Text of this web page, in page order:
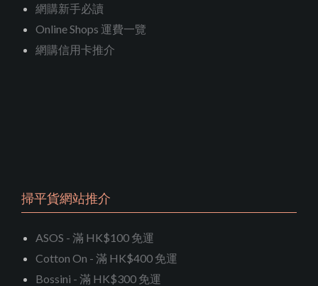
網購新手必讀
Online Shops 運費一覽
網購信用卡推介
掃平貨網站推介
ASOS - 滿 HK$100 免運
Cotton On - 滿 HK$400 免運
Bossini - 滿 HK$300 免運